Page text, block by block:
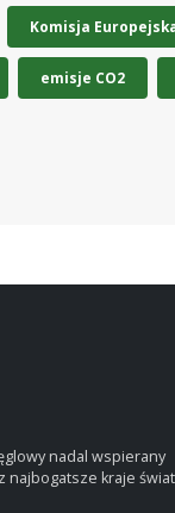
Komisja
emisje CO2
nadal wspierany
najbogatsze kraje